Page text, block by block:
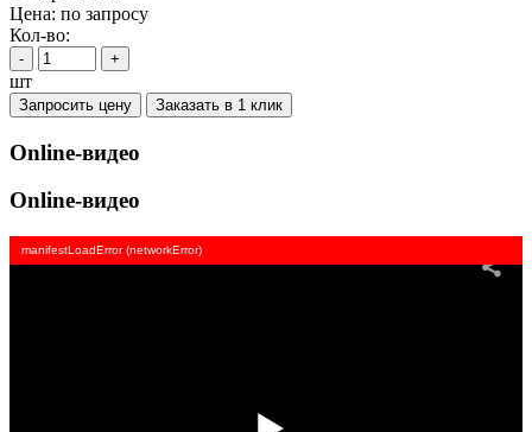
Цена: по запросу
Кол-во:
- +
шт
Запросить цену Заказать в 1 клик
Online-видео
Online-видео